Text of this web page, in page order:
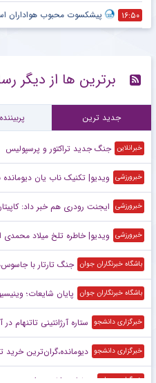
۱۶:۵۰ پیشکسوت محبوب هواداران استقلال
برترین ها از دیگر
جدید ترین
خبرانلاین جنگ جدید تراکتور و پرسپولیس
خبرورزشی ویدیو| تکنیک ناب یان
خبرورزشی ایجنت رودری هم خبر داد:
خبرورزشی ویدیو| خاطره تلخ میلاد محمدی
باشگاه خبرنگاران جوان جنگ تارتار با
باشگاه خبرنگاران جوان پایان شایعات؛
خبرگزاری دانشجو ستاره آرژانتینی تاتنهام
خبرگزاری دانشجو دیومانده،گران‌ترین خرید
خبرگزاری میزان